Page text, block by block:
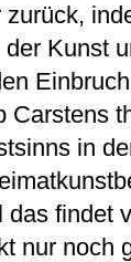
Kunst
Carstens
in
das findet
nur noch